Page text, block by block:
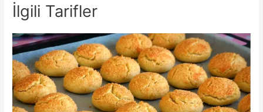
İlgili Tarifler